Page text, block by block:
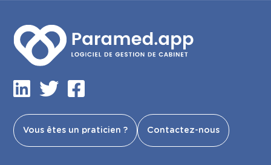
Vous êtes un praticien ? Contactez-nous